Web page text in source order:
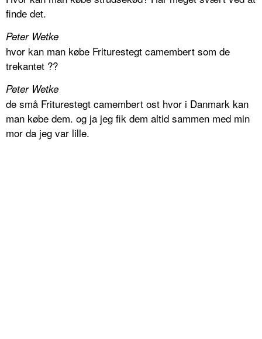
finde det.
Peter Wetke
hvor kan man købe Friturestegt camembert som de
trekantet ??
Peter Wetke
de små Friturestegt camembert ost hvor i Danmark kan
man købe dem. og ja jeg fik dem altid sammen med min
mor da jeg var lille.